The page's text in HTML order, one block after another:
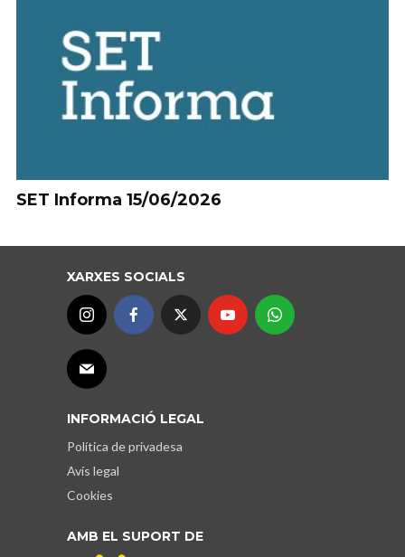
SET Informa 15/06/2026
XARXES SOCIALS
INFORMACIÓ LEGAL
Política de privadesa
Avís legal
Cookies
AMB EL SUPORT DE